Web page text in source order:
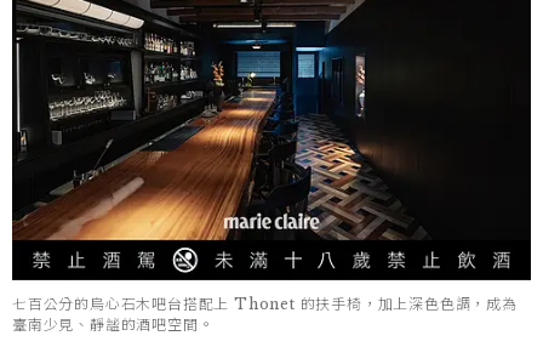
七百公分的烏心石木吧台搭配上 Thonet 的扶手椅，加上深色色調，成為
臺南少見、靜謐的酒吧空間。